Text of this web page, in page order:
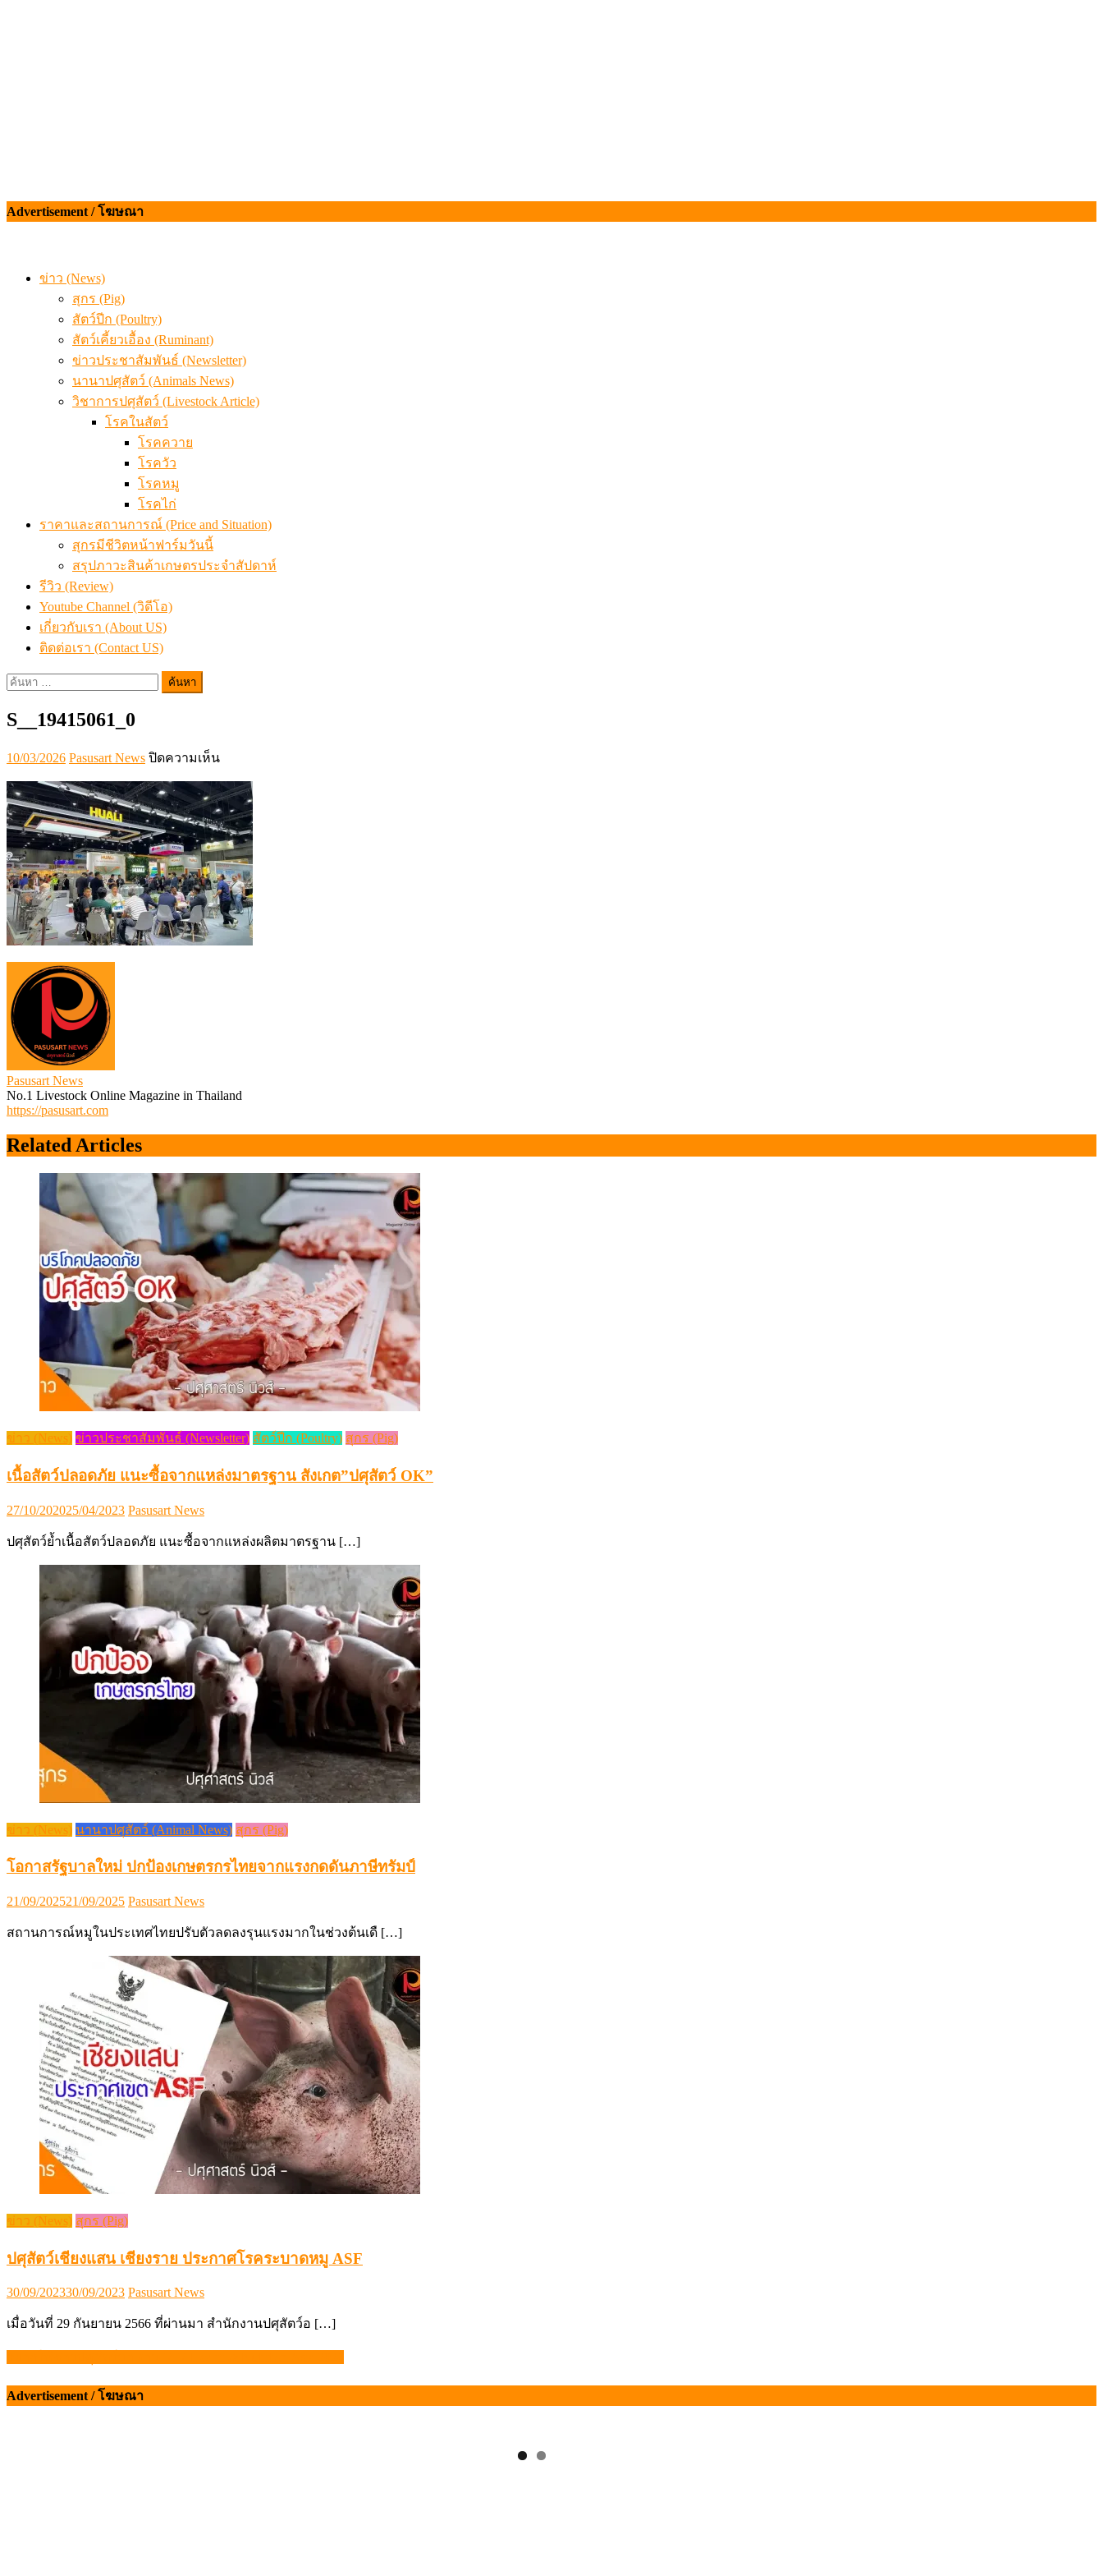
Advertisement / โฆษณา
ข่าว (News)
สุกร (Pig)
สัตว์ปีก (Poultry)
สัตว์เคี้ยวเอื้อง (Ruminant)
ข่าวประชาสัมพันธ์ (Newsletter)
นานาปศุสัตว์ (Animals News)
วิชาการปศุสัตว์ (Livestock Article)
โรคในสัตว์
โรคควาย
โรควัว
โรคหมู
โรคไก่
ราคาและสถานการณ์ (Price and Situation)
สุกรมีชีวิตหน้าฟาร์มวันนี้
สรุปภาวะสินค้าเกษตรประจำสัปดาห์
รีวิว (Review)
Youtube Channel (วิดีโอ)
เกี่ยวกับเรา (About US)
ติดต่อเรา (Contact US)
ค้นหา
S__19415061_0
Posted
on
10/03/2026 Author
Pasusart News ปิดความเห็นบน
Pasusart News
No.1 Livestock Online Magazine in Thailand
https://pasusart.com
Related Articles
ข่าว (News) ข่าวประชาสัมพันธ์ (Newsletter) สัตว์ปีก (Poultry) สุกร (Pig)
เนื้อสัตว์ปลอดภัย แนะซื้อจากแหล่งมาตรฐาน สังเกต”ปศุสัตว์ OK”
Posted
27/10/202025/04/2023 Author
Pasusart News
ปศุสัตว์ย้ำเนื้อสัตว์ปลอดภัย แนะซื้อจากแหล่งผลิตมาตรฐาน […]
ข่าว (News) นานาปศุสัตว์ (Animal News) สุกร (Pig)
โอกาสรัฐบาลใหม่ ปกป้องเกษตรกรไทยจากแรงกดดันภาษีทรัมป์
Posted
21/09/202521/09/2025 Author
Pasusart News
สถานการณ์หมูในประเทศไทยปรับตัวลดลงรุนแรงมากในช่วงต้นเดื […]
ข่าว (News) สุกร (Pig)
ปศุสัตว์เชียงแสน เชียงราย ประกาศโรคระบาดหมู ASF
Posted
30/09/202330/09/2023 Author
Pasusart News
เมื่อวันที่ 29 กันยายน 2566 ที่ผ่านมา สำนักงานปศุสัตว์อ […]
แนะแนว
เรื่อง
Advertisement / โฆษณา